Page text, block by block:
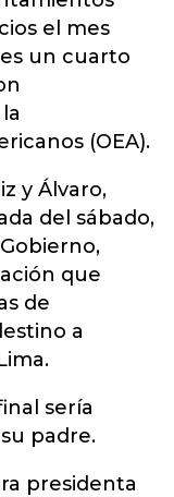
el mes
un cuarto
(OEA).
y Álvaro,
del sábado,
que
de
a
sería
padre.
presidenta